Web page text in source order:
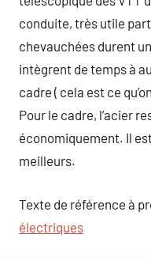
conduite, très utile
chevauchées durent
intègrent de temps à
cadre ( cela est ce
Pour le cadre, l’acier
économiquement. Il
meilleurs.
Texte de référence à
électriques